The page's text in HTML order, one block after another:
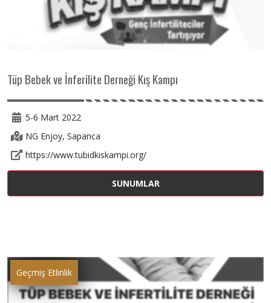
Tüp Bebek ve İnferilite Derneği Kış Kampı
5-6 Mart 2022
NG Enjoy, Sapanca
https://www.tubidkiskampi.org/
SUNUMLAR
Geçmiş Etlinlik